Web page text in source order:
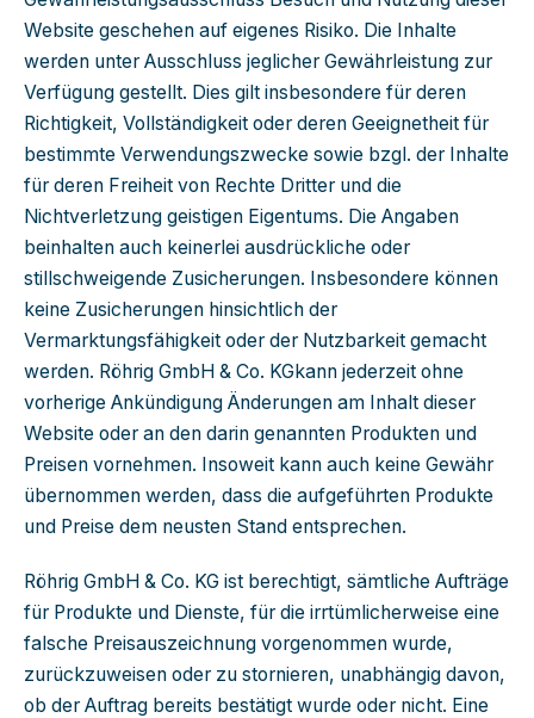
Website geschehen auf eigenes Risiko. Die Inhalte
werden unter Ausschluss jeglicher Gewährleistung zur
Verfügung gestellt. Dies gilt insbesondere für deren
Richtigkeit, Vollständigkeit oder deren Geeignetheit für
bestimmte Verwendungszwecke sowie bzgl. der Inhalte
für deren Freiheit von Rechte Dritter und die
Nichtverletzung geistigen Eigentums. Die Angaben
beinhalten auch keinerlei ausdrückliche oder
stillschweigende Zusicherungen. Insbesondere können
keine Zusicherungen hinsichtlich der
Vermarktungsfähigkeit oder der Nutzbarkeit gemacht
werden. Röhrig GmbH & Co. KGkann jederzeit ohne
vorherige Ankündigung Änderungen am Inhalt dieser
Website oder an den darin genannten Produkten und
Preisen vornehmen. Insoweit kann auch keine Gewähr
übernommen werden, dass die aufgeführten Produkte
und Preise dem neusten Stand entsprechen.
Röhrig GmbH & Co. KG ist berechtigt, sämtliche Aufträge
für Produkte und Dienste, für die irrtümlicherweise eine
falsche Preisauszeichnung vorgenommen wurde,
zurückzuweisen oder zu stornieren, unabhängig davon,
ob der Auftrag bereits bestätigt wurde oder nicht. Eine